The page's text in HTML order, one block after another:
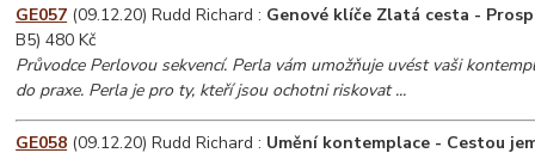
GE057 (09.12.20) Rudd Richard : Genové klíče Zlatá cesta -
B5) 480 Kč
Průvodce Perlovou sekvencí. Perla vám umožňuje uvést vaši
do praxe. Perla je pro ty, kteří jsou ochotni riskovat ...
GE058 (09.12.20) Rudd Richard : Umění kontemplace - Cestou